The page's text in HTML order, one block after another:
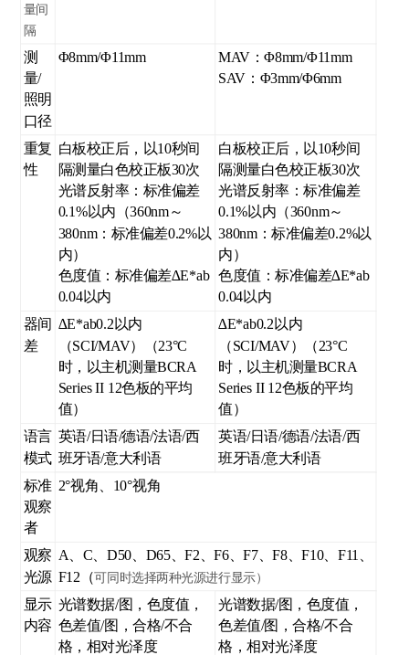
量间
隔
测
量/
照明
口径
Φ8mm/Φ11mm MAV：Φ8mm/Φ11mm
SAV：Φ3mm/Φ6mm
重复
性
白板校正后，以10秒间
隔测量白色校正板30次
光谱反射率：标准偏差
0.1%以内（360nm～
380nm：标准偏差0.2%以
内）
色度值：标准偏差∆E*ab
0.04以内
白板校正后，以10秒间
隔测量白色校正板30次
光谱反射率：标准偏差
0.1%以内（360nm～
380nm：标准偏差0.2%以
内）
色度值：标准偏差∆E*ab
0.04以内
器间
差
∆E*ab0.2以内
（SCI/MAV）（23°C
时，以主机测量BCRA
Series II 12色板的平均
值）
∆E*ab0.2以内
（SCI/MAV）（23°C
时，以主机测量BCRA
Series II 12色板的平均
值）
语言
模式
英语/日语/德语/法语/西
班牙语/意大利语
英语/日语/德语/法语/西
班牙语/意大利语
标准
观察
者
2°视角、10°视角
观察
光源
A、C、D50、D65、F2、F6、F7、F8、F10、F11、
F12（可同时选择两种光源进行显示）
显示
内容
光谱数据/图，色度值，
色差值/图，合格/不合
格，相对光泽度
光谱数据/图，色度值，
色差值/图，合格/不合
格，相对光泽度